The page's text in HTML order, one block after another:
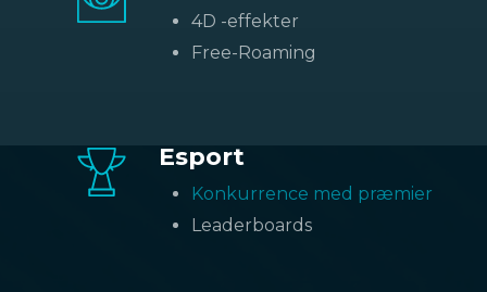
automatiserede marketingværktøjer.
4D -effekter
Free-Roaming
Esport
Konkurrence med præmier
Leaderboards